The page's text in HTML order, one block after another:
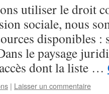
utiliser le droit
sociale, nous
disponibles :
le paysage
dont la liste …
| Laisser un commentaire